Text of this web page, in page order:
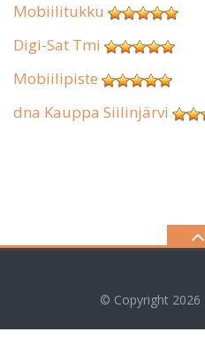
Mobiilitukku
Digi-Sat Tmi
Mobiilipiste
dna Kauppa Siilinjärvi
© Copyright 2026